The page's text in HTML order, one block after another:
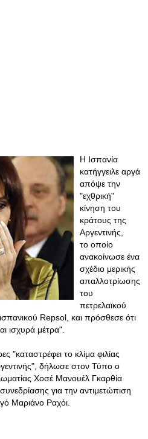
Η Ισπανία
κατήγγειλε αργά
απόψε την
"εχθρική"
κίνηση του
κράτους της
Αργεντινής,
το οποίο
ανακοίνωσε ένα
σχέδιο μερικής
απαλλοτρίωσης
του
πετρελαϊκού
Repsol, και πρόσθεσε ότι
ισχυρά μέτρα".
το κλίμα φιλίας
δήλωσε στον Τύπο ο
Χοσέ Μανουέλ Γκαρθία
για την αντιμετώπιση
Μαριάνο Ραχόι.